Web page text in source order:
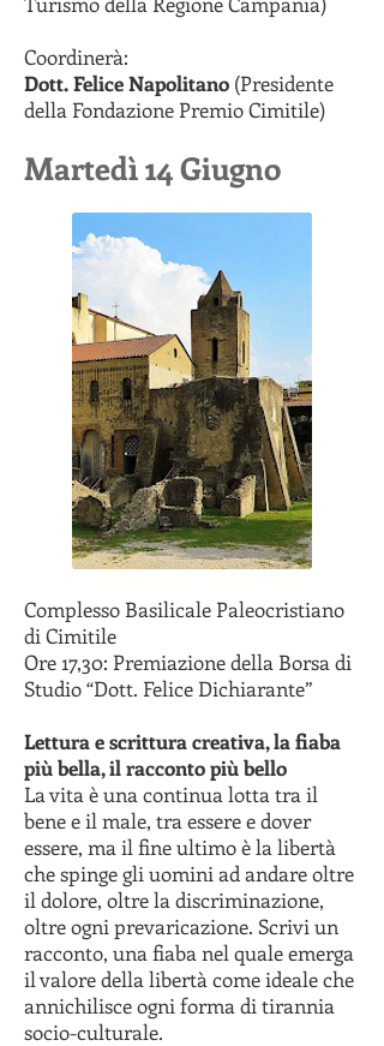
Coordinerà:
Dott. Felice Napolitano (Presidente
della Fondazione Premio Cimitile)
Martedì 14 Giugno
Complesso Basilicale Paleocristiano
di Cimitile
Ore 17,30: Premiazione della Borsa di
Studio “Dott. Felice Dichiarante”
Lettura e scrittura creativa, la fiaba
più bella, il racconto più bello
La vita è una continua lotta tra il
bene e il male, tra essere e dover
essere, ma il fine ultimo è la libertà
che spinge gli uomini ad andare oltre
il dolore, oltre la discriminazione,
oltre ogni prevaricazione. Scrivi un
racconto, una fiaba nel quale emerga
il valore della libertà come ideale che
annichilisce ogni forma di tirannia
socio-culturale.